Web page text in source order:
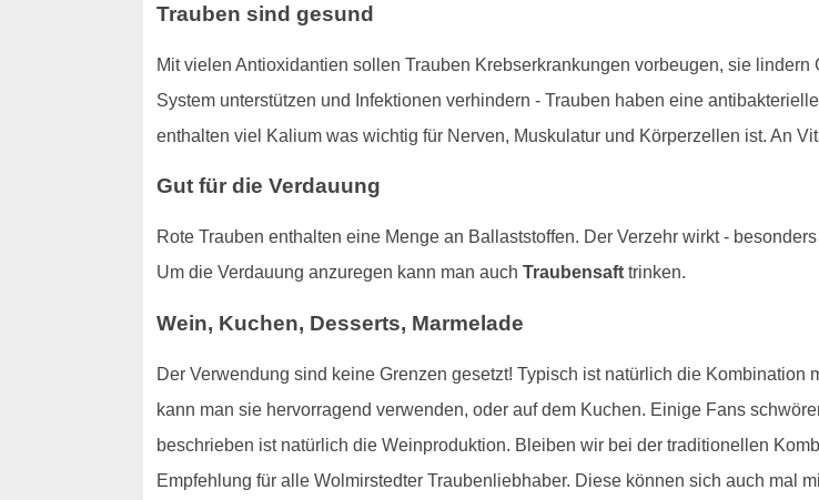
Trauben sind gesund
Mit vielen Antioxidantien sollen Trauben Krebserkrankungen vorbeugen, sie
System unterstützen und Infektionen verhindern - Trauben haben eine
enthalten viel Kalium was wichtig für Nerven, Muskulatur und Körperzellen ist. An
Gut für die Verdauung
Rote Trauben enthalten eine Menge an Ballaststoffen. Der Verzehr wirkt -
Um die Verdauung anzuregen kann man auch Traubensafttrinken.
Wein, Kuchen, Desserts, Marmelade
Der Verwendung sind keine Grenzen gesetzt! Typisch ist natürlich die
kann man sie hervorragend verwenden, oder auf dem Kuchen. Einige Fans
beschrieben ist natürlich die Weinproduktion. Bleiben wir bei der traditionellen
Empfehlung für alle Wolmirstedter Traubenliebhaber. Diese können sich auch mal